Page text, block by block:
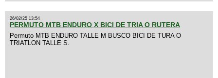
26/02/25 13:54
PERMUTO MTB ENDURO X BICI DE TRIA O RUTERA
Permuto MTB ENDURO TALLE M BUSCO BICI DE TURA O
TRIATLON TALLE S.